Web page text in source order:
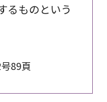
るものという
89頁